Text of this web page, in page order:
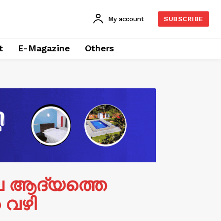
My account SUBSCRIBE
E-Magazine Others
ആദ്യത്തെ